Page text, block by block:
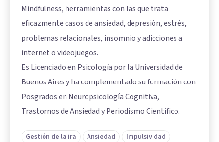
Mindfulness, herramientas con las que trata
eficazmente casos de ansiedad, depresión, estrés,
problemas relacionales, insomnio y adicciones a
internet o videojuegos.
Es Licenciado en Psicología por la Universidad de
Buenos Aires y ha complementado su formación con
Posgrados en Neuropsicología Cognitiva,
Trastornos de Ansiedad y Periodismo Científico.
Gestión de la ira Ansiedad
Impulsividad